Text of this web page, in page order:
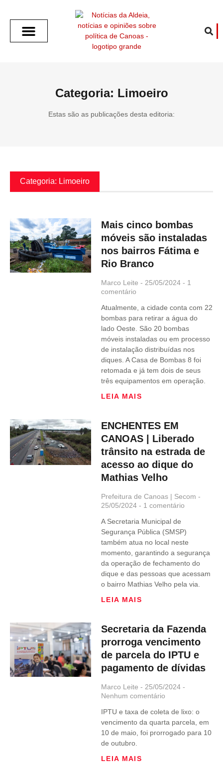
Categoria: Limoeiro
Estas são as publicações desta editoria:
Categoria: Limoeiro
Mais cinco bombas
móveis são instaladas
nos bairros Fátima e
Rio Branco
Marco Leite 25/05/2024
1
comentário
Atualmente, a cidade conta com 22
bombas para retirar a água do
lado Oeste. São 20 bombas
móveis instaladas ou em processo
de instalação distribuídas nos
diques. A Casa de Bombas 8 foi
retomada e já tem dois de seus
três equipamentos em operação.
LEIA MAIS
ENCHENTES EM
CANOAS | Liberado
trânsito na estrada de
acesso ao dique do
Mathias Velho
Prefeitura de Canoas | Secom
25/05/2024
1 comentário
A Secretaria Municipal de
Segurança Pública (SMSP)
também atua no local neste
momento, garantindo a segurança
da operação de fechamento do
dique e das pessoas que acessam
o bairro Mathias Velho pela via.
LEIA MAIS
Secretaria da Fazenda
prorroga vencimento
de parcela do IPTU e
pagamento de dívidas
Marco Leite
25/05/2024
Nenhum comentário
IPTU e taxa de coleta de lixo: o
vencimento da quarta parcela, em
10 de maio, foi prorrogado para 10
de outubro.
LEIA MAIS